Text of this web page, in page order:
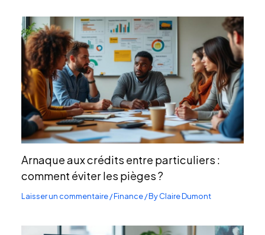
Arnaque aux crédits entre particuliers :
comment éviter les pièges ?
Laisser un commentaire/Finance/ ByClaire Dumont